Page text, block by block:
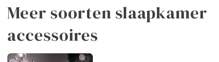
meer soorten slaapkamer
accessoires